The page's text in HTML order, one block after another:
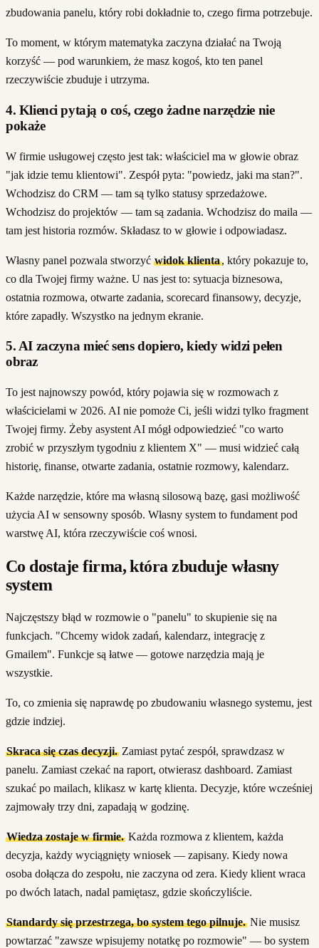
zbudowania panelu, który robi dokładnie to, czego firma potrzebuje.
To moment, w którym matematyka zaczyna działać na Twoją
korzyść — pod warunkiem, że masz kogoś, kto ten panel
rzeczywiście zbuduje i utrzyma.
4. Klienci pytają o coś, czego żadne narzędzie nie
pokaże
W firmie usługowej często jest tak: właściciel ma w głowie obraz
"jak idzie temu klientowi". Zespół pyta: "powiedz, jaki ma stan?".
Wchodzisz do CRM — tam są tylko statusy sprzedażowe.
Wchodzisz do projektów — tam są zadania. Wchodzisz do maila —
tam jest historia rozmów. Składasz to w głowie i odpowiadasz.
Własny panel pozwala stworzyć widok klienta, który pokazuje to,
co dla Twojej firmy ważne. U nas jest to: sytuacja biznesowa,
ostatnia rozmowa, otwarte zadania, scorecard finansowy, decyzje,
które zapadły. Wszystko na jednym ekranie.
5. AI zaczyna mieć sens dopiero, kiedy widzi pełen
obraz
To jest najnowszy powód, który pojawia się w rozmowach z
właścicielami w 2026. AI nie pomoże Ci, jeśli widzi tylko fragment
Twojej firmy. Żeby asystent AI mógł odpowiedzieć "co warto
zrobić w przyszłym tygodniu z klientem X" — musi widzieć całą
historię, finanse, otwarte zadania, ostatnie rozmowy, kalendarz.
Każde narzędzie, które ma własną silosową bazę, gasi możliwość
użycia AI w sensowny sposób. Własny system to fundament pod
warstwę AI, która rzeczywiście coś wnosi.
Co dostaje firma, która zbuduje własny
system
Najczęstszy błąd w rozmowie o "panelu" to skupienie się na
funkcjach. "Chcemy widok zadań, kalendarz, integrację z
Gmailem". Funkcje są łatwe — gotowe narzędzia mają je
wszystkie.
To, co zmienia się naprawdę po zbudowaniu własnego systemu, jest
gdzie indziej.
Skraca się czas decyzji.Zamiast pytać zespół, sprawdzasz w
panelu. Zamiast czekać na raport, otwierasz dashboard. Zamiast
szukać po mailach, klikasz w kartę klienta. Decyzje, które wcześniej
zajmowały trzy dni, zapadają w godzinę.
Wiedza zostaje w firmie.Każda rozmowa z klientem, każda
decyzja, każdy wyciągnięty wniosek — zapisany. Kiedy nowa
osoba dołącza do zespołu, nie zaczyna od zera. Kiedy klient wraca
po dwóch latach, nadal pamiętasz, gdzie skończyliście.
Standardy się przestrzega, bo system tego pilnuje.Nie musisz
powtarzać "zawsze wpisujemy notatkę po rozmowie" — bo system